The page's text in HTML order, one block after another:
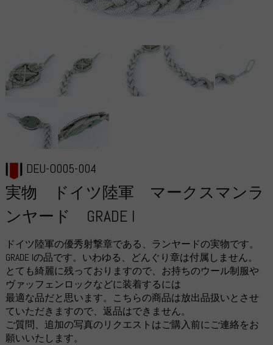
DEU-O005-004
実物 ドイツ陸軍 マークスマンラ
ンヤード GRADE I
ドイツ陸軍の優秀射撃章である、ランヤードの実物です。
GRADE Iの品です。いわゆる、どんぐり章は付属しません。
とても綺麗に残っておりますので、お持ちのウール制服や
ヴァッフェンロックなどに装着するには
最適な品だと思います。こちらの商品は放出品扱いとさせ
ていただきますので、返品はできません。
ご質問、追加の写真のリクエストはご購入前にご連絡をお
願いいたします。